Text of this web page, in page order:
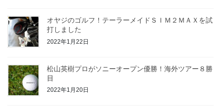
オヤジのゴルフ！テーラーメイドＳＩＭ２ＭＡＸを試
打しました
2022年1月22日
松山英樹プロがソニーオープン優勝！海外ツアー８勝
目
2022年1月20日